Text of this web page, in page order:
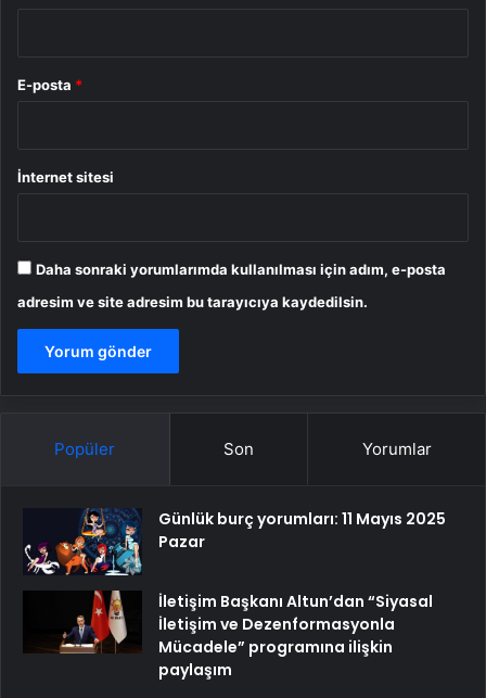
E-posta *
İnternet sitesi
Daha sonraki yorumlarımda kullanılması için adım, e-posta
adresim ve site adresim bu tarayıcıya kaydedilsin.
Popüler Son Yorumlar
Günlük burç yorumları: 11 Mayıs 2025
Pazar
İletişim Başkanı Altun’dan “Siyasal
İletişim ve Dezenformasyonla
Mücadele” programına ilişkin
paylaşım